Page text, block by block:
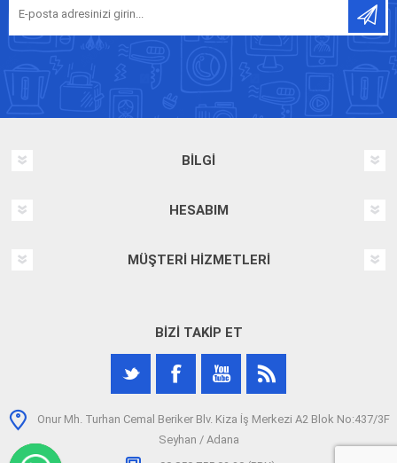
BILGI
HESABIM
MÜŞTERI HIZMETLERI
BIZI TAKIP ET
Onur Mh. Turhan Cemal Beriker Blv. Kiza İş Merkezi A2 Blok No:437/3F
Seyhan / Adana